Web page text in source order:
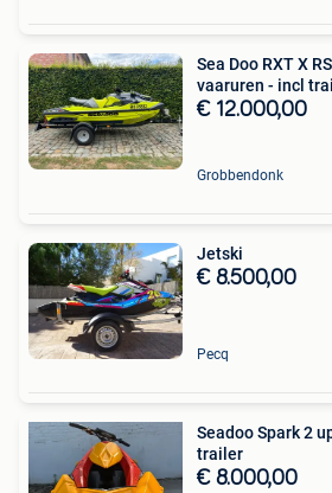
Sea Doo RXT X
vaaruren - incl
€ 12.000,00
Grobbendonk
Jetski
€ 8.500,00
Pecq
Seadoo Spark 2
trailer
€ 8.000,00